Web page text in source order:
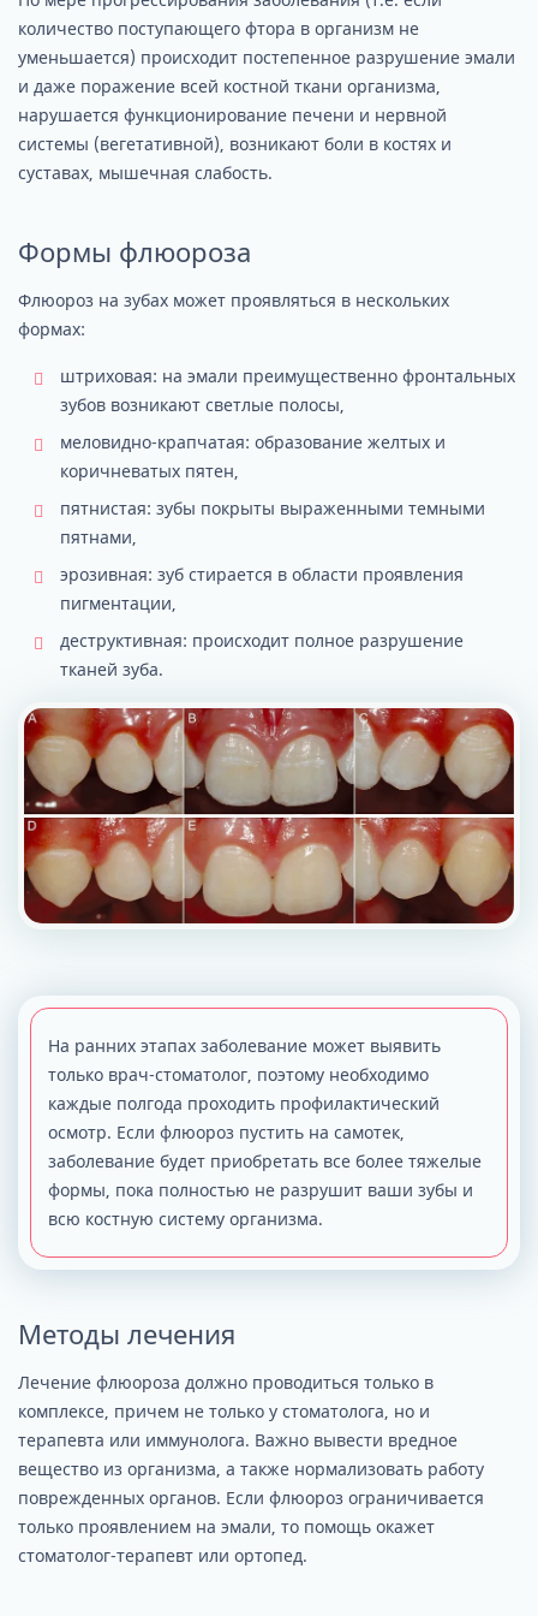
количество поступающего фтора в организм не
уменьшается) происходит постепенное разрушение эмали
и даже поражение всей костной ткани организма,
нарушается функционирование печени и нервной
системы (вегетативной), возникают боли в костях и
суставах, мышечная слабость.
Формы флюороза
Флюороз на зубах может проявляться в нескольких
формах:
штриховая: на эмали преимущественно фронтальных
зубов возникают светлые полосы,
меловидно-крапчатая: образование желтых и
коричневатых пятен,
пятнистая: зубы покрыты выраженными темными
пятнами,
эрозивная: зуб стирается в области проявления
пигментации,
деструктивная: происходит полное разрушение
тканей зуба.
На ранних этапах заболевание может выявить
только врач-стоматолог, поэтому необходимо
каждые полгода проходить профилактический
осмотр. Если флюороз пустить на самотек,
заболевание будет приобретать все более тяжелые
формы, пока полностью не разрушит ваши зубы и
всю костную систему организма.
Методы лечения
Лечение флюороза должно проводиться только в
комплексе, причем не только у стоматолога, но и
терапевта или иммунолога. Важно вывести вредное
вещество из организма, а также нормализовать работу
поврежденных органов. Если флюороз ограничивается
только проявлением на эмали, то помощь окажет
стоматолог-терапевт или ортопед.